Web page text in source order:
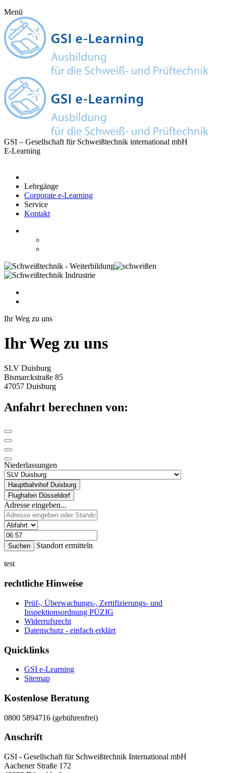
Menü
GSI – Gesellschaft für Schweißtechnik international mbH
E-Learning
Lehrgänge
Corporate e-Learning
Service
Kontakt
Ihr Weg zu uns
Ihr Weg zu uns
SLV Duisburg
Bismarckstraße 85
47057 Duisburg
Anfahrt berechnen von:
Niederlassungen
Hauptbahnhof Duisburg
Flughafen Düsseldorf
Adresse eingeben...
Standort ermitteln
test
rechtliche Hinweise
Prüf-, Überwachungs-, Zertifizierungs- und
Inspektionsordnung PÜZIG
Widerrufsrecht
Datenschutz - einfach erklärt
Quicklinks
GSI e-Learning
Sitemap
Kostenlose Beratung
0800 5894716 (gebührenfrei)
Anschrift
GSI - Gesellschaft für Schweißtechnik International mbH
Aachener Straße 172